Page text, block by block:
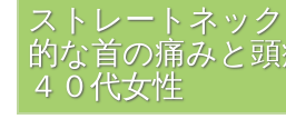
ストレートネッ
的な首の痛み
４０代女性